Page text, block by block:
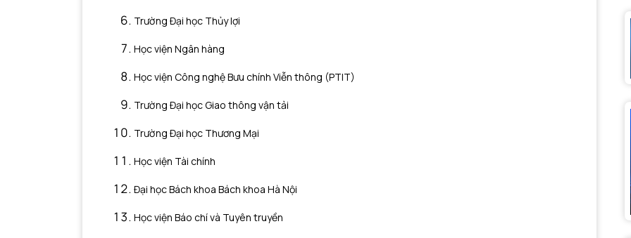
Trường Đại học Thủy lợi
Học viện Ngân hàng
Học viện Công nghệ Bưu chính Viễn thông (PTIT)
Trường Đại học Giao thông vận tải
Trường Đại học Thương Mại
Học viện Tài chính
Đại học Bách khoa Bách khoa Hà Nội
Học viện Báo chí và Tuyên truyền